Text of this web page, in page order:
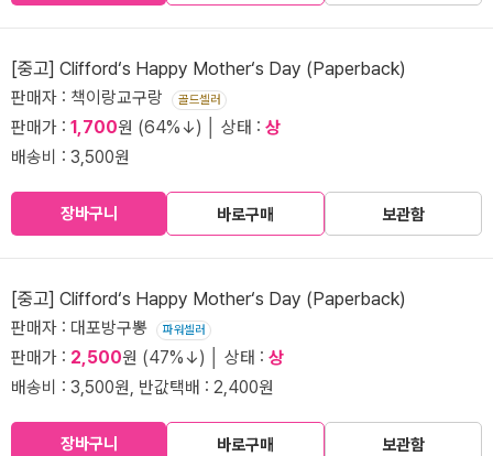
[중고] Clifford‘s Happy Mother‘s Day (Paperback)
판매자 : 책이랑교구랑 골드셀러
판매가 : 1,700원 (64%↓) │ 상태 : 상
배송비 : 3,500원
장바구니 바로구매 보관함
[중고] Clifford‘s Happy Mother‘s Day (Paperback)
판매자 : 대포방구뽕 파워셀러
판매가 : 2,500원 (47%↓) │ 상태 : 상
배송비 : 3,500원, 반값택배 : 2,400원
장바구니 바로구매 보관함